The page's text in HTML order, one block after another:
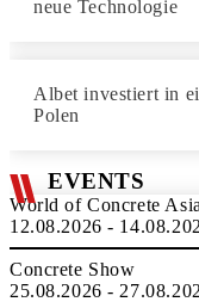
neue Technologie
Albet investiert in
Polen
EVENTS
World of Concrete Asia
12.08.2026 -
Concrete Show
25.08.2026 -